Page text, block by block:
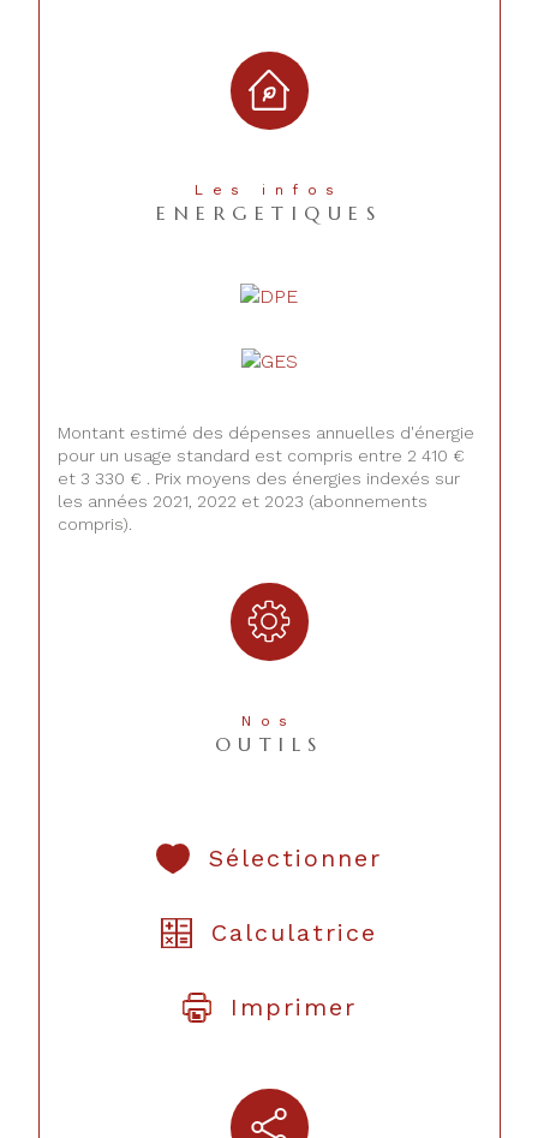
Les infos
ENERGETIQUES
Montant estimé des dépenses annuelles d'énergie
pour un usage standard est compris entre 2 410 €
et 3 330 € . Prix moyens des énergies indexés sur
les années 2021, 2022 et 2023 (abonnements
compris).
Nos
OUTILS
Sélectionner
Calculatrice
Imprimer